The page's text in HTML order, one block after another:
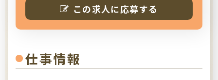
この求人に応募する
仕事情報